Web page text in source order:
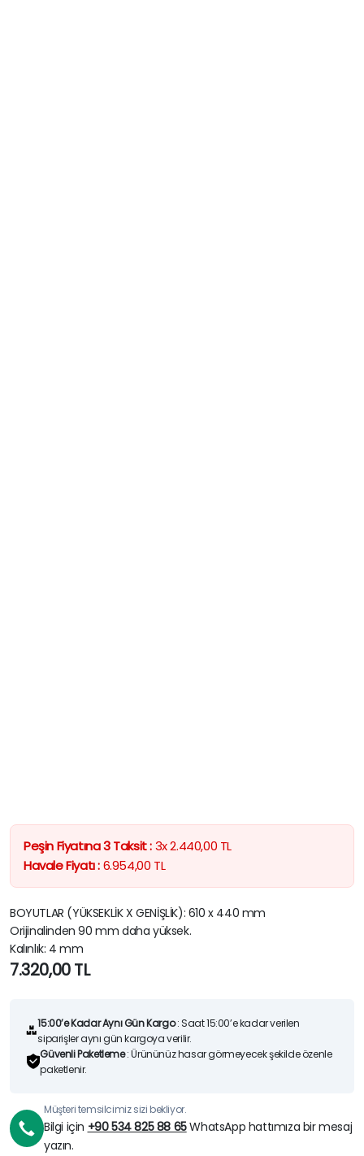
Peşin Fiyatına 3 Taksit :3x2.440,00 TL
Havale Fiyatı :6.954,00 TL
BOYUTLAR (YÜKSEKLİK X GENİŞLİK): 610 x 440 mm
Orijinalinden 90 mm daha yüksek.
Kalınlık: 4 mm
7.320,00TL
15:00’e Kadar Aynı Gün Kargo: Saat 15:00’e kadar verilen
siparişler aynı gün kargoya verilir.
Güvenli Paketleme: Ürününüz hasar görmeyecek şekilde özenle
paketlenir.
Müşteri temsilcimiz sizi bekliyor.
Bilgi için +90 534 825 88 65WhatsApp hattımıza bir mesaj
yazın.